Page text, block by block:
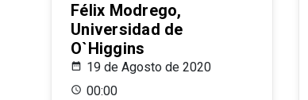
Félix Modrego,
Universidad de
O`Higgins
19 de Agosto de 2020
00:00